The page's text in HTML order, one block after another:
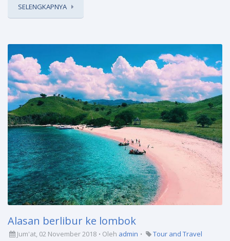
SELENGKAPNYA
Alasan berlibur ke lombok
Jum'at, 02 November 2018 Oleh admin Tour and Travel